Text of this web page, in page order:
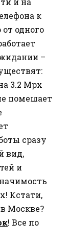
к
одного
–
3.2 Mpx
помешает
сразу
вид,
и
Кстати,
Москве?
! Все по